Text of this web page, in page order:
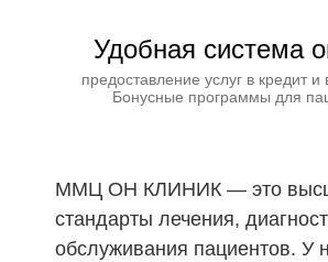
Удобная система
предоставление услуг в кредит и
Бонусные программы для
ММЦ ОН КЛИНИК — это
стандарты лечения,
обслуживания пациентов. У